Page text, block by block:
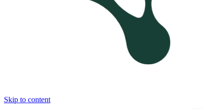
Skip to content